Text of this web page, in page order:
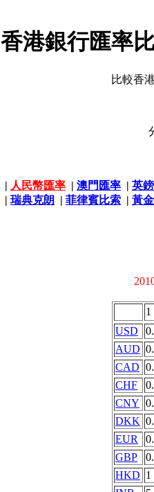
香港銀行匯率
比較香
| 人民幣匯率 | 澳門匯率 | 英
| 瑞典克朗 | 菲律賓比索 | 黃
1
USD
AUD
CAD
CHF
CNY
DKK
EUR
GBP
HKD 1